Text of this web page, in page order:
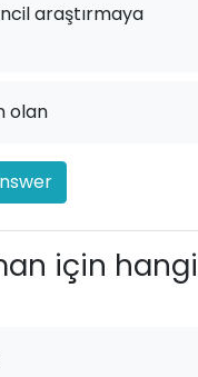
araştırmaya
olan
için hangi